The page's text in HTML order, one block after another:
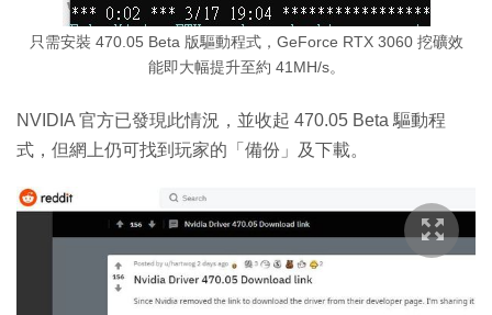
只需安裝 470.05 Beta 版驅動程式，GeForce RTX 3060 挖礦效
能即大幅提升至約 41MH/s。
NVIDIA 官方已發現此情況，並收起 470.05 Beta 驅動程
式，但網上仍可找到玩家的「備份」及下載。